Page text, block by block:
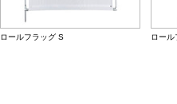
ロールフラッグ S ロール